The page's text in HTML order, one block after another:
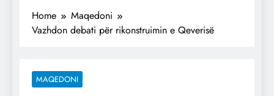
Home
Maqedoni
Vazhdon debati për rikonstruimin e Qeverisë
MAQEDONI